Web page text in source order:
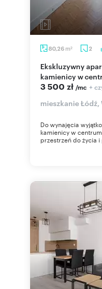
80,26 m2 2
Ekskluzywny apartament w zabytkowej
kamienicy w
3 500 zł /mc +
mieszkanie Łódź,
Do wynajęcia
kamienicy w
przestrzeń do życia